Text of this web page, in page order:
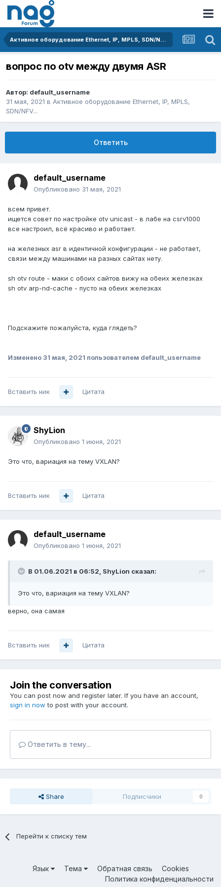
Активное оборудование Ethernet, IP, MPLS, SDN/NFV...
вопрос по otv между двумя ASR
Автор: default_username
31 мая, 2021 в Активное оборудование Ethernet, IP, MPLS,
SDN/NFV...
Ответить
default_username
Опубликовано 31 мая, 2021
всем привет.
ищется совет по настройке otv unicast - в лабе на csrv1000
все настроил, всё красиво и работает.
на железных asr в идентичной конфигурации - не работает,
связи между машинами на разных сайтах нету.
sh otv route - маки с обоих сайтов вижу на обеих железках
sh otv arp-nd-cache - пусто на обеих железках
Подскажите пожалуйста, куда глядеть?
Изменено 31 мая, 2021 пользователем default_username
Вставить ник Цитата
ShyLion
Опубликовано 1 июня, 2021
Это что, вариация на тему VXLAN?
Вставить ник Цитата
default_username
Опубликовано 1 июня, 2021
В 01.06.2021 в 06:52, ShyLion сказал:
Это что, вариация на тему VXLAN?
верно, она самая
Вставить ник Цитата
Join the conversation
You can post now and register later. If you have an account,
sign in now to post with your account.
Ответить в тему...
Share Подписчики 0
Перейти к списку тем
Язык Тема Обратная связь
Cookies
Политика конфиденциальности